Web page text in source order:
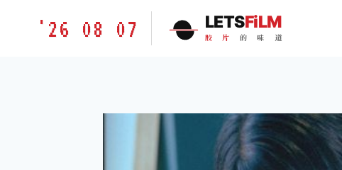
胶'26 08 07 LETSFiLM
胶 片 的 味 道